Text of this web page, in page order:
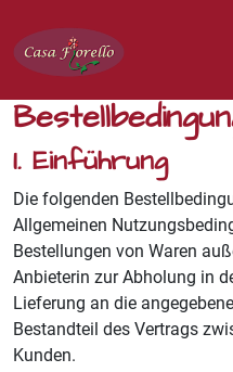
I. Einführung
Die folgenden
Allgemeinen
Bestellungen von Waren
Anbieterin zur Abholung in
Lieferung an die
Bestandteil des Vertrags
Kunden.